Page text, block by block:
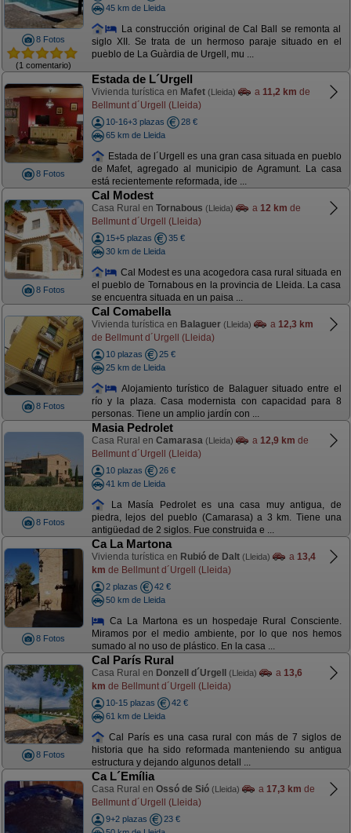
8 Fotos
(1 comentario)
45 km de Lleida
La construcción original de Cal Ball se remonta al
siglo XII. Se trata de un hermoso paraje situado en el
pueblo de La Guàrdia de Urgell, mu ...
8 Fotos
Estada de L´Urgell
Vivienda turística en Mafet (Lleida) a 11,2 km de
Bellmunt d´Urgell (Lleida)
10-16+3 plazas
28 €
65 km de Lleida
Estada de l´Urgell es una gran casa situada en pueblo
de Mafet, agregado al municipio de Agramunt. La casa
está recientemente reformada, ide ...
8 Fotos
Cal Modest
Casa Rural en Tornabous (Lleida) a 12 km de
Bellmunt d´Urgell (Lleida)
15+5 plazas
35 €
30 km de Lleida
Cal Modest es una acogedora casa rural situada en
el pueblo de Tornabous en la provincia de Lleida. La casa
se encuentra situada en un paisa ...
8 Fotos
Cal Comabella
Vivienda turística en Balaguer (Lleida) a 12,3 km
de Bellmunt d´Urgell (Lleida)
10 plazas
25 €
25 km de Lleida
Alojamiento turístico de Balaguer situado entre el
río y la plaza. Casa modernista con capacidad para 8
personas. Tiene un amplio jardín con ...
8 Fotos
Masia Pedrolet
Casa Rural en Camarasa (Lleida) a 12,9 km de
Bellmunt d´Urgell (Lleida)
10 plazas
26 €
41 km de Lleida
La Masía Pedrolet es una casa muy antigua, de
piedra, lejos del pueblo (Camarasa) a 3 km. Tiene una
antigüedad de 2 siglos. Fue construida e ...
8 Fotos
Ca La Martona
Vivienda turística en Rubió de Dalt (Lleida) a 13,4
km de Bellmunt d´Urgell (Lleida)
2 plazas
42 €
50 km de Lleida
Ca La Martona es un hospedaje Rural Consciente.
Miramos por el medio ambiente, por lo que nos hemos
sumado al no uso de plástico. En la casa ...
8 Fotos
Cal París Rural
Casa Rural en Donzell d´Urgell (Lleida) a 13,6
km de Bellmunt d´Urgell (Lleida)
10-15 plazas
42 €
61 km de Lleida
Cal París es una casa rural con más de 7 siglos de
historia que ha sido reformada manteniendo su antigua
estructura y dejando algunos detall ...
Ca L´Emília
Casa Rural en Ossó de Sió (Lleida) a 17,3 km de
Bellmunt d´Urgell (Lleida)
9+2 plazas
23 €